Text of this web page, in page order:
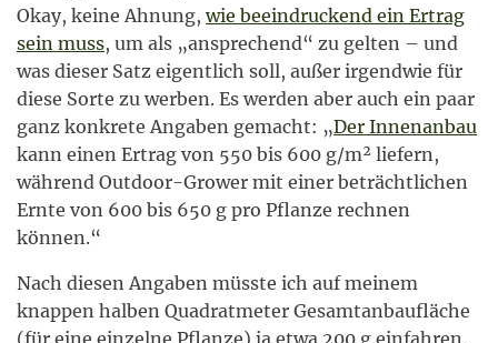
Okay, keine Ahnung, wie beeindruckend ein Ertrag
sein muss, um als „ansprechend“ zu gelten – und
was dieser Satz eigentlich soll, außer irgendwie für
diese Sorte zu werben. Es werden aber auch ein paar
ganz konkrete Angaben gemacht: „Der Innenanbau
kann einen Ertrag von 550 bis 600 g/m² liefern,
während Outdoor-Grower mit einer beträchtlichen
Ernte von 600 bis 650 g pro Pflanze rechnen
können.“
Nach diesen Angaben müsste ich auf meinem
knappen halben Quadratmeter Gesamtanbaufläche
(für eine einzelne Pflanze) ja etwa 200 g einfahren.